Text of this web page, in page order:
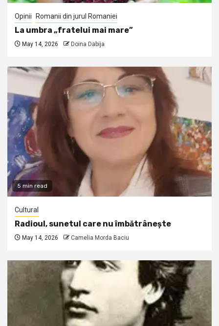
Opinii Romanii din jurul Romaniei
La umbra „fratelui mai mare”
May 14, 2026 Doina Dabija
5 min read
Cultural
Radioul, sunetul care nu îmbătrânește
May 14, 2026 Camelia Morda Baciu